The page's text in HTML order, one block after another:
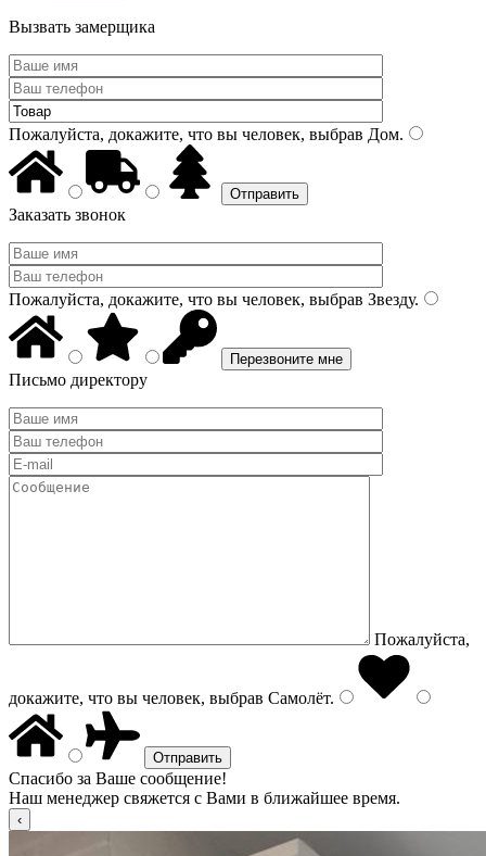
Вызвать замерщика
Пожалуйста, докажите, что вы человек, выбрав Дом.
Заказать звонок
Пожалуйста, докажите, что вы человек, выбрав Звезду.
Письмо директору
Пожалуйста,
докажите, что вы человек, выбрав Самолёт.
Спасибо за Ваше сообщение!
Наш менеджер свяжется с Вами в ближайшее время.